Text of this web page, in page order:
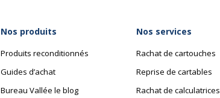
Nos produits
Produits reconditionnés
Guides d’achat
Bureau Vallée le blog
Nos services
Rachat de cartouches
Reprise de cartables
Rachat de calculatrices